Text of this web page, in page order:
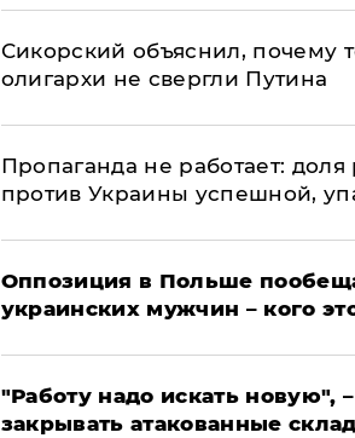
Сикорский объяснил, почему
олигархи не свергли Путина
​Пропаганда не работает:
против Украины успешной,
Оппозиция в Польше
украинских мужчин – кого
"Работу надо искать новую",
закрывать атакованные